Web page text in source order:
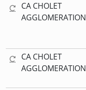
CA CHOLET
AGGLOMERATION
CA CHOLET
AGGLOMERATION